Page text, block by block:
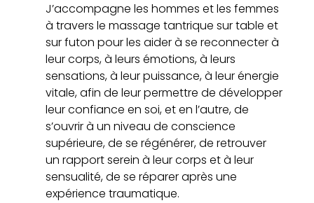
J’accompagne les hommes et les femmes
à travers le massage tantrique sur table et
sur futon pour les aider à se reconnecter à
leur corps, à leurs émotions, à leurs
sensations, à leur puissance, à leur énergie
vitale, afin de leur permettre de développer
leur confiance en soi, et en l’autre, de
s’ouvrir à un niveau de conscience
supérieure, de se régénérer, de retrouver
un rapport serein à leur corps et à leur
sensualité, de se réparer après une
expérience traumatique.